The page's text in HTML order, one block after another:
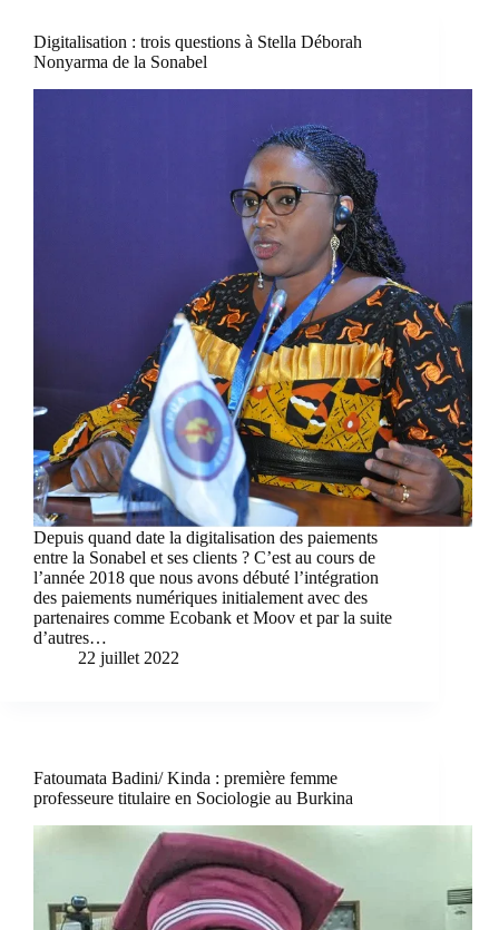
Digitalisation : trois questions à Stella Déborah
Nonyarma de la Sonabel
Depuis quand date la digitalisation des paiements
entre la Sonabel et ses clients ? C’est au cours de
l’année 2018 que nous avons débuté l’intégration
des paiements numériques initialement avec des
partenaires comme Ecobank et Moov et par la suite
d’autres…
22 juillet 2022
Fatoumata Badini/ Kinda : première femme
professeure titulaire en Sociologie au Burkina